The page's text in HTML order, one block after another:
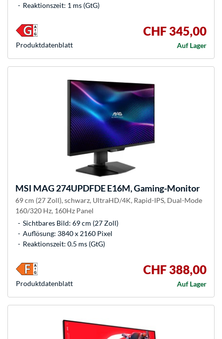
Reaktionszeit: 1 ms (GtG)
CHF 345,00
Auf Lager
Produkt­datenblatt
MSI MAG 274UPDFDE E16M, Gaming-Monitor
69 cm (27 Zoll), schwarz, UltraHD/4K, Rapid-IPS, Dual-Mode
160/320 Hz, 160Hz Panel
Sichtbares Bild: 69 cm (27 Zoll)
Auflösung: 3840 x 2160 Pixel
Reaktionszeit: 0.5 ms (GtG)
CHF 388,00
Auf Lager
Produkt­datenblatt